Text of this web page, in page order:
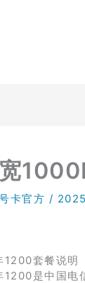
卡官方 /
套餐说明
是中国电